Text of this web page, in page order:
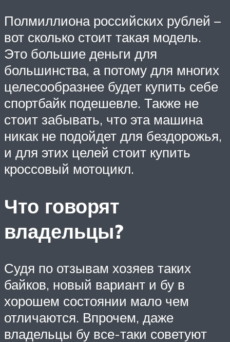
Полмиллиона российских рублей –
вот сколько стоит такая модель.
Это большие деньги для
большинства, а потому для многих
целесообразнее будет купить себе
спортбайк подешевле. Также не
стоит забывать, что эта машина
никак не подойдет для бездорожья,
и для этих целей стоит купить
кроссовый мотоцикл.
Что говорят
владельцы?
Судя по отзывам хозяев таких
байков, новый вариант и бу в
хорошем состоянии мало чем
отличаются. Впрочем, даже
владельцы бу все-таки советуют